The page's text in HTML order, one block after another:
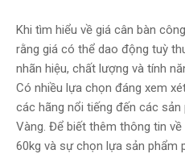
Khi tìm hiểu về giá cân bàn
rằng giá có thể dao động tuỳ
nhãn hiệu, chất lượng và tính
Có nhiều lựa chọn đáng xem
các hãng nổi tiếng đến các
Vàng. Để biết thêm thông tin
60kg và sự chọn lựa sản phẩm